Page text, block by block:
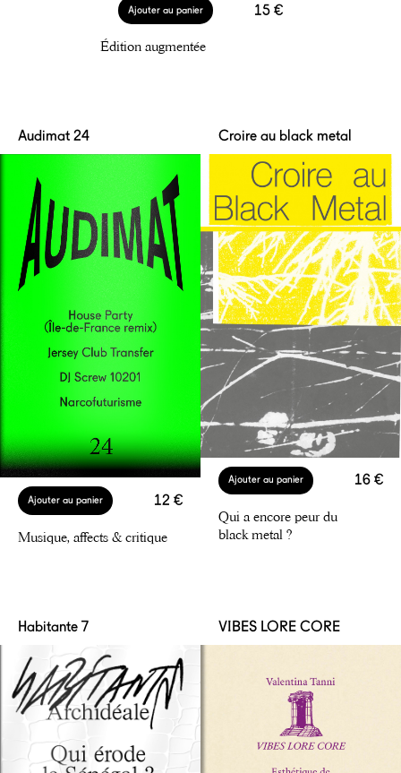
15 €
Ajouter au panier
Édition augmentée
12 €
Ajouter au panier
Musique, affects & critique
Audimat 24
16 €
Ajouter au panier
Qui a encore peur du
black metal ?
Croire au black metal
Habitante 7 VIBES LORE CORE